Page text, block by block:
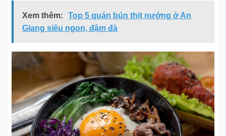
Xem thêm:
Top 5 quán bún thịt nướng ở An
Giang siêu ngon, đậm đà